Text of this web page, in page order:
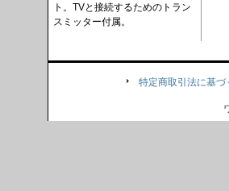
ト。TVと接続するためのトラン
スミッター付属。
特定商取引法に基づ